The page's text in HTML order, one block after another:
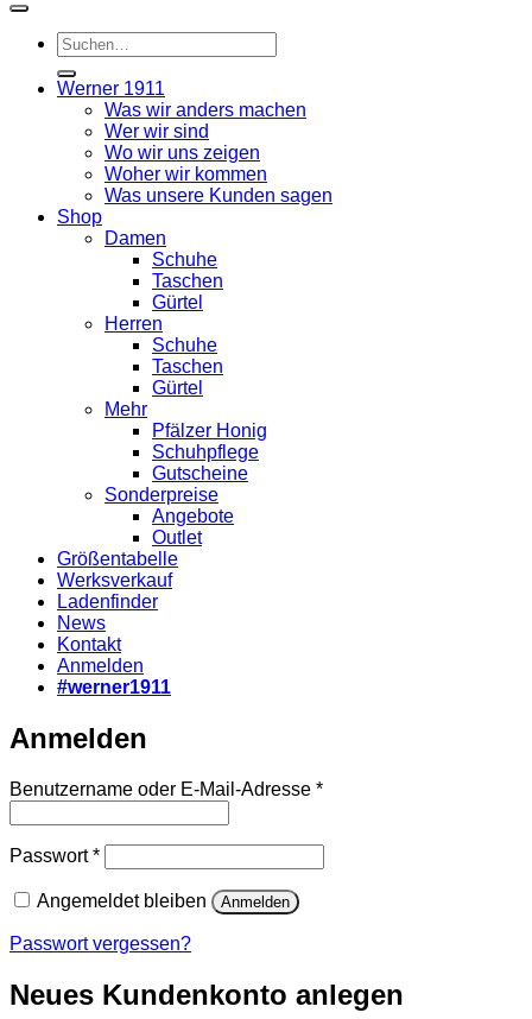
Suche
nach:
Werner 1911
Was wir anders machen
Wer wir sind
Wo wir uns zeigen
Woher wir kommen
Was unsere Kunden sagen
Shop
Damen
Schuhe
Taschen
Gürtel
Herren
Schuhe
Taschen
Gürtel
Mehr
Pfälzer Honig
Schuhpflege
Gutscheine
Sonderpreise
Angebote
Outlet
Größentabelle
Werksverkauf
Ladenfinder
News
Kontakt
Anmelden
#werner1911
Anmelden
Benutzername oder E-Mail-Adresse *Erforderlich
Passwort*Erforderlich
Angemeldet bleiben Anmelden
Passwort vergessen?
Neues Kundenkonto anlegen